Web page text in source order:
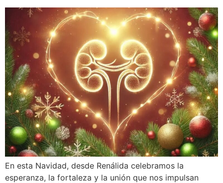
En esta Navidad, desde Renálida celebramos la
esperanza, la fortaleza y la unión que nos impulsan